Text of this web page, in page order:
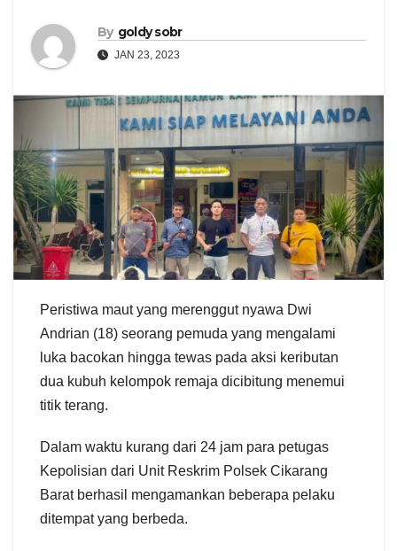
By goldy sobr
JAN 23, 2023
Peristiwa maut yang merenggut nyawa Dwi
Andrian (18) seorang pemuda yang mengalami
luka bacokan hingga tewas pada aksi keributan
dua kubuh kelompok remaja dicibitung menemui
titik terang.
Dalam waktu kurang dari 24 jam para petugas
Kepolisian dari Unit Reskrim Polsek Cikarang
Barat berhasil mengamankan beberapa pelaku
ditempat yang berbeda.